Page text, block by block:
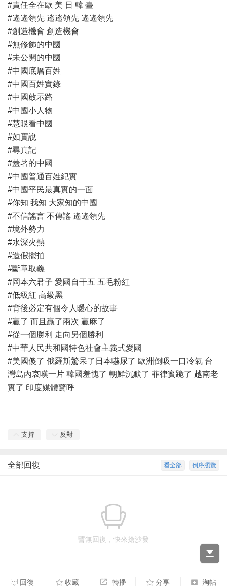
#責任全在歐 美 日 韓 臺
#遙遙領先 遙遙領先 遙遙領先
#創造機會 創造機會
#無修飾的中國
#未公開的中國
#中國底層百姓
#中國百姓實錄
#中國啟示路
#中國小人物
#慧眼看中國
#如實說
#尋真記
#蓋著的中國
#中國普通百姓紀實
#中國平民最真實的一面
#你知 我知 大家知的中國
#不信謠言 不傳謠 遙遙領先
#境外勢力
#水深火熱
#造假擺拍
#斷章取義
#岡本六君子 愛國自干五 五毛粉紅
#低級紅 高級黑
#背後必定有個令人暖心的故事
#贏了 而且贏了兩次 贏麻了
#從一個勝利 走向另個勝利
#中華人民共和國特色社會主義式愛國
#美國傻了 俄羅斯驚呆了日本嚇尿了 歐洲倒吸一口冷氣 台
灣島內哀嘆一片 韓國羞愧了 朝鮮沉默了 菲律賓跪了 越南老
實了 印度媒體驚呼
支持 反對
倒序瀏覽
看全部
全部回復
暫無回復，快來搶沙發
回復 收藏 轉播 分享 淘帖